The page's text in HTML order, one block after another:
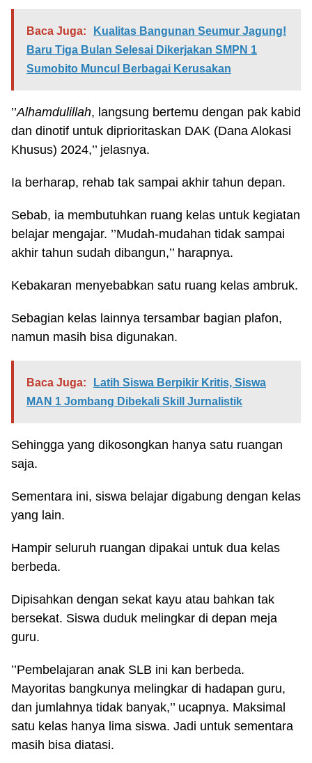
Baca Juga:
Kualitas Bangunan Seumur Jagung!
Baru Tiga Bulan Selesai Dikerjakan SMPN 1
Sumobito Muncul Berbagai Kerusakan
’’Alhamdulillah, langsung bertemu dengan pak kabid
dan dinotif untuk diprioritaskan DAK (Dana Alokasi
Khusus) 2024,’’ jelasnya.
Ia berharap, rehab tak sampai akhir tahun depan.
Sebab, ia membutuhkan ruang kelas untuk kegiatan
belajar mengajar. ’’Mudah-mudahan tidak sampai
akhir tahun sudah dibangun,’’ harapnya.
Kebakaran menyebabkan satu ruang kelas ambruk.
Sebagian kelas lainnya tersambar bagian plafon,
namun masih bisa digunakan.
Baca Juga:
Latih Siswa Berpikir Kritis, Siswa
MAN 1 Jombang Dibekali Skill Jurnalistik
Sehingga yang dikosongkan hanya satu ruangan
saja.
Sementara ini, siswa belajar digabung dengan kelas
yang lain.
Hampir seluruh ruangan dipakai untuk dua kelas
berbeda.
Dipisahkan dengan sekat kayu atau bahkan tak
bersekat. Siswa duduk melingkar di depan meja
guru.
’’Pembelajaran anak SLB ini kan berbeda.
Mayoritas bangkunya melingkar di hadapan guru,
dan jumlahnya tidak banyak,’’ ucapnya. Maksimal
satu kelas hanya lima siswa. Jadi untuk sementara
masih bisa diatasi.